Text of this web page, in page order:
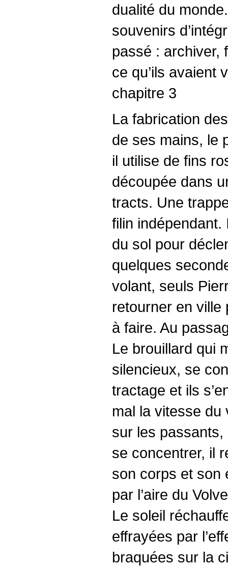
dualité du
souvenirs
passé : archiver,
ce qu’ils avaient
chapitre 3
La fabrication
de ses mains, le
il utilise de fins
découpée dans
tracts. Une
filin indépendant.
du sol pour
quelques
volant, seuls
retourner en ville
à faire. Au
Le brouillard qui
silencieux, se
tractage et ils
mal la vitesse du
sur les passants,
se concentrer, il
son corps et son
par l’aire du
Le soleil
effrayées par
braquées sur la